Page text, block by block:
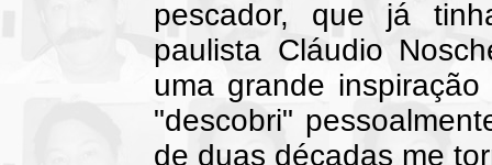
pescador, que já
paulista Cláudio
uma grande
"descobri"
de duas décadas me